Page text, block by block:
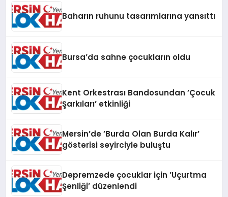
Baharın ruhunu tasarımlarına yansıttı
Bursa’da sahne çocukların oldu
Kent Orkestrası Bandosundan ’Çocuk
Şarkıları’ etkinliği
Mersin’de ’Burda Olan Burda Kalır’
gösterisi seyirciyle buluştu
Depremzede çocuklar için ’Uçurtma
Şenliği’ düzenlendi